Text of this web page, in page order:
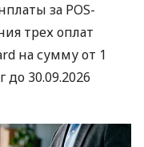
за POS-
трех оплат
на сумму от 1
до 30.09.2026